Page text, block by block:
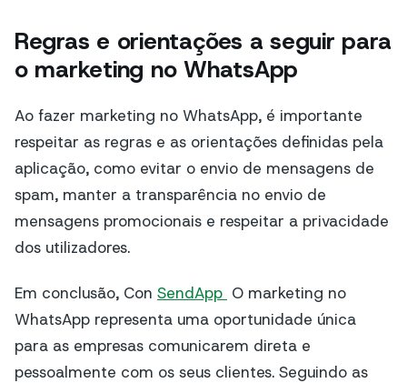
Regras e orientações a seguir para
o marketing no WhatsApp
Ao fazer marketing no WhatsApp, é importante
respeitar as regras e as orientações definidas pela
aplicação, como evitar o envio de mensagens de
spam, manter a transparência no envio de
mensagens promocionais e respeitar a privacidade
dos utilizadores.
Em conclusão, Con SendApp O marketing no
WhatsApp representa uma oportunidade única
para as empresas comunicarem direta e
pessoalmente com os seus clientes. Seguindo as